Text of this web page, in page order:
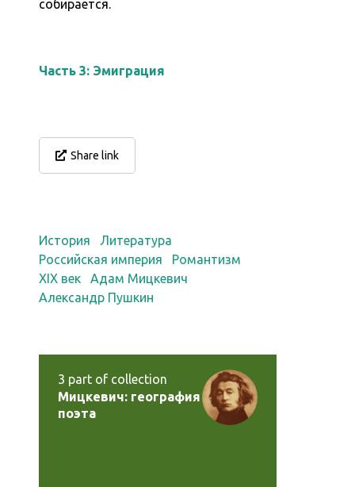
собирается.
Часть 3: Эмиграция
Share link
История
Литература
Российская империя
Романтизм
XIX век
Адам Мицкевич
Александр Пушкин
3 part of collection
Мицкевич: география
поэта